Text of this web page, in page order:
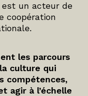
est un acteur de
coopération
les parcours
culture qui
compétences,
agir à l’échelle